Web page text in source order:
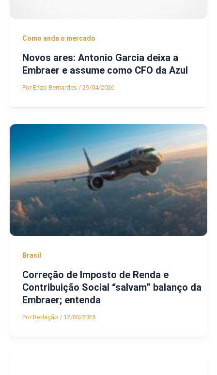
Como anda o mercado
Novos ares: Antonio Garcia deixa a
Embraer e assume como CFO da Azul
PorEnzo Bernardes / 29/04/2026
Brasil
Correção de Imposto de Renda e
Contribuição Social “salvam” balanço da
Embraer; entenda
PorRedação / 12/08/2025